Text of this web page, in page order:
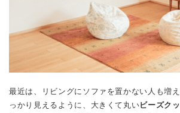
最近は、リビングにソファを置かない人も増
っかり見えるように、大きくて丸いビーズク